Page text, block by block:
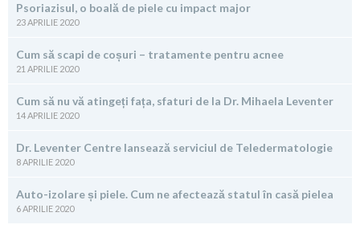
Psoriazisul, o boală de piele cu impact major
23 APRILIE 2020
Cum să scapi de coșuri – tratamente pentru acnee
21 APRILIE 2020
Cum să nu vă atingeți fața, sfaturi de la Dr. Mihaela Leventer
14 APRILIE 2020
Dr. Leventer Centre lansează serviciul de Teledermatologie
8 APRILIE 2020
Auto-izolare și piele. Cum ne afectează statul în casă pielea
6 APRILIE 2020